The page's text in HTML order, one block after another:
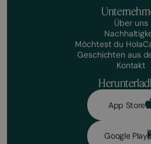
Über uns
Möchtest du
Geschichten aus
Kontakt
App Store
Google Play